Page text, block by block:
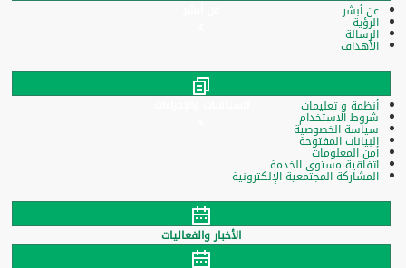
عن أبشر
الرؤية
الرسالة
الأهداف
أنظمة و تعليمات
شروط الاستخدام
سياسة الخصوصية
البيانات المفتوحة
أمن المعلومات
اتفاقية مستوى الخدمة
المشاركة المجتمعية الإلكترونية
الأخبار والفعاليات